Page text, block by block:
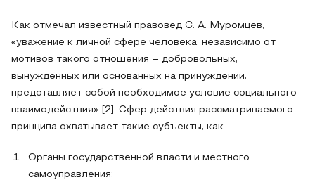
Как отмечал известный правовед С. А. Муромцев,
«уважение к личной сфере человека, независимо от
мотивов такого отношения – добровольных,
вынужденных или основанных на принуждении,
представляет собой необходимое условие социального
взаимодействия» [2]. Сфер действия рассматриваемого
принципа охватывает такие субъекты, как
Органы государственной власти и местного
самоуправления;